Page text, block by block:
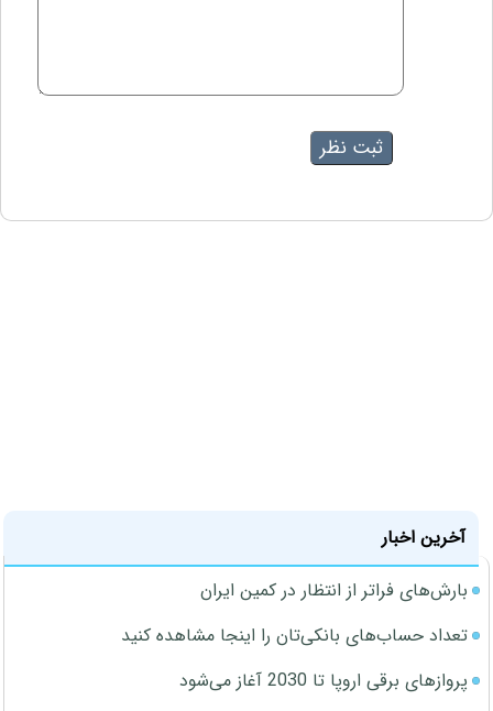
آخرین اخبار
بارش‌های فراتر از انتظار در کمین ایران
تعداد حساب‌های بانکی‌تان را اینجا مشاهده کنید
پروازهای برقی اروپا تا 2030 آغاز می‌شود